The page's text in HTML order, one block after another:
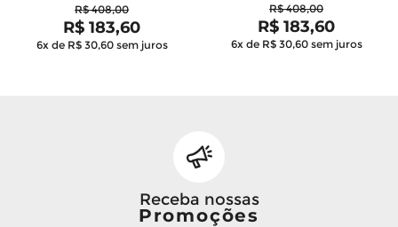
R$ 408,00
R$ 183,60
6x de R$ 30,60 sem juros
R$ 408,00
R$ 183,60
6x de R$ 30,60 sem juros
Receba nossas
Promoções